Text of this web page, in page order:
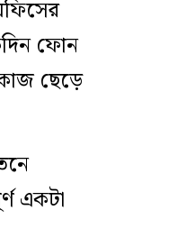
ফোন
ছেড়ে
একটা